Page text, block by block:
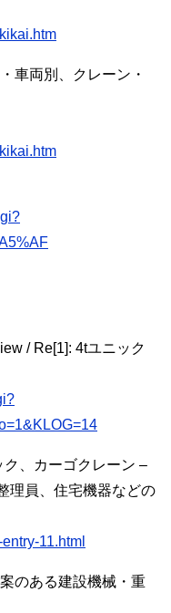
車両別、クレーン・
/ Re[1]: 4tユニック
、カーゴクレーン –
理員、住宅機器などの
11.html
のある建設機械・重